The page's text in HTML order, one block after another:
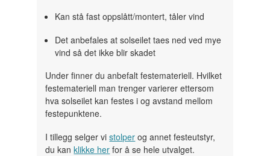
Kan stå fast oppslått/montert, tåler vind
Det anbefales at solseilet taes ned ved mye
vind så det ikke blir skadet
Under finner du anbefalt festemateriell. Hvilket
festemateriell man trenger varierer ettersom
hva solseilet kan festes i og avstand mellom
festepunktene.
I tillegg selger vistolper og annet festeutstyr,
du kanklikke her for å se hele utvalget.